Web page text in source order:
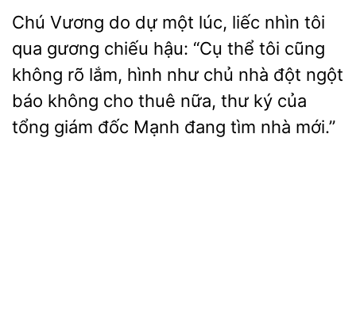
Chú Vương do dự một lúc, liếc nhìn tôi
qua gương chiếu
“Cụ thể tôi cũng
không
lắm,
như chủ nhà đột ngột
báo không cho thuê nữa, thư ký của
tổng giám đốc Mạnh đang tìm nhà mới.”